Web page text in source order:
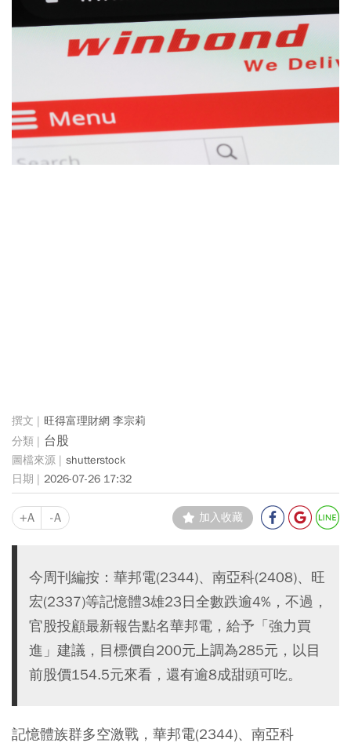
旺得富理財網 李宗莉
台股
shutterstock
2026-07-26 17:32
+A -A 加入收藏
今周刊編按：華邦電(2344)、南亞科(2408)、旺
宏(2337)等記憶體3雄23日全數跌逾4%，不過，
官股投顧最新報告點名華邦電，給予「強力買
進」建議，目標價自200元上調為285元，以目
前股價154.5元來看，還有逾8成甜頭可吃。
記憶體族群多空激戰，華邦電(2344)、南亞科